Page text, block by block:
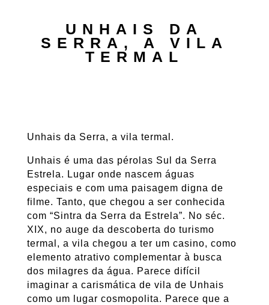
UNHAIS DA
SERRA, A VILA
TERMAL
Unhais da Serra, a vila termal.
Unhais é uma das pérolas Sul da Serra
Estrela. Lugar onde nascem águas
especiais e com uma paisagem digna de
filme. Tanto, que chegou a ser conhecida
com “Sintra da Serra da Estrela”. No séc.
XIX, no auge da descoberta do turismo
termal, a vila chegou a ter um casino, como
elemento atrativo complementar à busca
dos milagres da água. Parece difícil
imaginar a carismática de vila de Unhais
como um lugar cosmopolita. Parece que a